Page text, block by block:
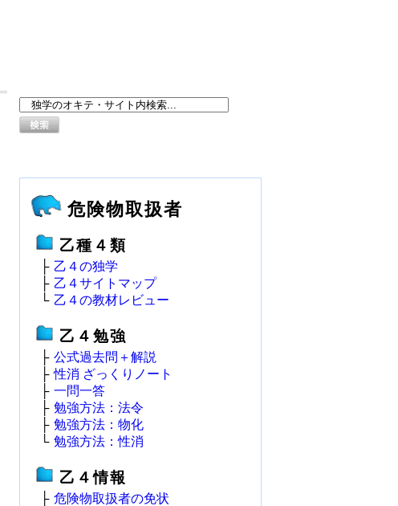
危険物取扱者
乙種４類
├ 乙４の独学
├ 乙４サイトマップ
└ 乙４の教材レビュー
乙４勉強
├ 公式過去問＋解説
├ 性消 ざっくりノート
├ 一問一答
├ 勉強方法：法令
├ 勉強方法：物化
└ 勉強方法：性消
乙４情報
├ 危険物取扱者の免状